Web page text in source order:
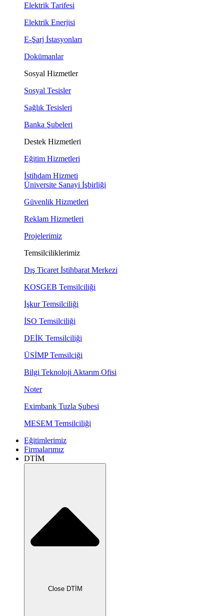
Elektrik Tarifesi
Elektrik Enerjisi
E-Şarj İstasyonları
Dokümanlar
Sosyal Hizmetler
Sosyal Tesisler
Sağlık Tesisleri
Banka Şubeleri
Destek Hizmetleri
Eğitim Hizmetleri
İstihdam Hizmeti
Üniversite Sanayi İşbirliği
Güvenlik Hizmetleri
Reklam Hizmetleri
Projelerimiz
Temsilciliklerimiz
Dış Ticaret İstihbarat Merkezi
KOSGEB Temsilciliği
İşkur Temsilciliği
İSO Temsilciliği
DEİK Temsilciliği
ÜSİMP Temsilciği
Bilgi Teknoloji Aktarım Ofisi
Noter
Eximbank Tuzla Şubesi
MESEM Temsilciliği
Eğitimlerimiz
Firmalarımız
DTİM
Close DTİM